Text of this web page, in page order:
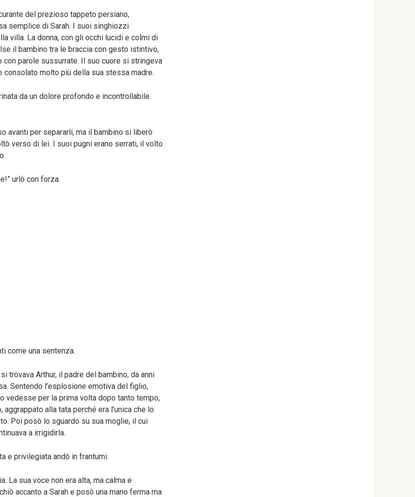
del prezioso tappeto persiano,
semplice di Sarah. I suoi singhiozzi
villa. La donna, con gli occhi lucidi e colmi di
il bambino tra le braccia con gesto istintivo,
parole sussurrate. Il suo cuore si stringeva
consolato molto più della sua stessa madre.
da un dolore profondo e incontrollabile.
avanti per separarli, ma il bambino si liberò
verso di lei. I suoi pugni erano serrati, il volto
urlò con forza.
come una sentenza.
trovava Arthur, il padre del bambino, da anni
Sentendo l’esplosione emotiva del figlio,
vedesse per la prima volta dopo tanto tempo,
alla tata perché era l’unica che lo
Poi posò lo sguardo su sua moglie, il cui
a irrigidirla.
e privilegiata andò in frantumi.
La sua voce non era alta, ma calma e
accanto a Sarah e posò una mano ferma ma